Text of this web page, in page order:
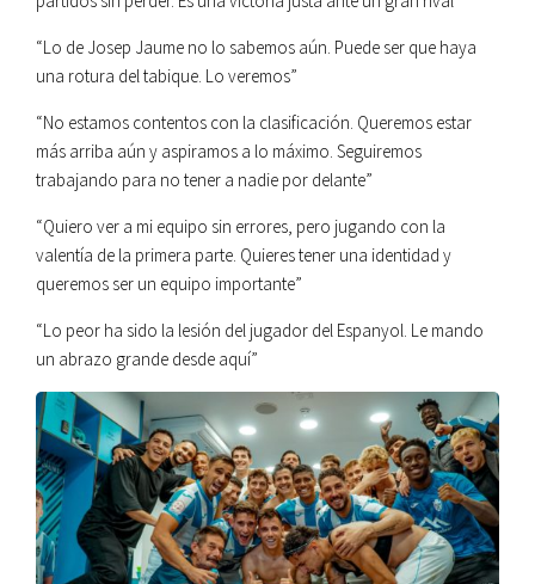
“Lo de Josep Jaume no lo sabemos aún. Puede ser que haya
una rotura del tabique. Lo veremos”
“No estamos contentos con la clasificación. Queremos estar
más arriba aún y aspiramos a lo máximo. Seguiremos
trabajando para no tener a nadie por delante”
“Quiero ver a mi equipo sin errores, pero jugando con la
valentía de la primera parte. Quieres tener una identidad y
queremos ser un equipo importante”
“Lo peor ha sido la lesión del jugador del Espanyol. Le mando
un abrazo grande desde aquí”